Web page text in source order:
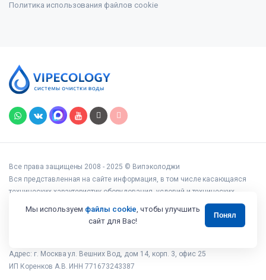
Политика использования файлов cookie
Все права защищены 2008 - 2025 © Випэколоджи
Вся представленная на сайте информация, в том числе касающаяся
технических характеристик оборудования, условий и технических
возможностей подключения, наличия на складе, стоимости товаров и
услуг, носит информационный характер и ни при каких условиях не
является публичной офертой, определяемой положениями статьи 437
Адрес: г. Москва ул. Вешних Вод, дом 14, корп. 3, офис 25
ИП Коренков А.В. ИНН 771673243387
Мы используем файлы cookie, чтобы улучшить
сайт для Вас!
Понял